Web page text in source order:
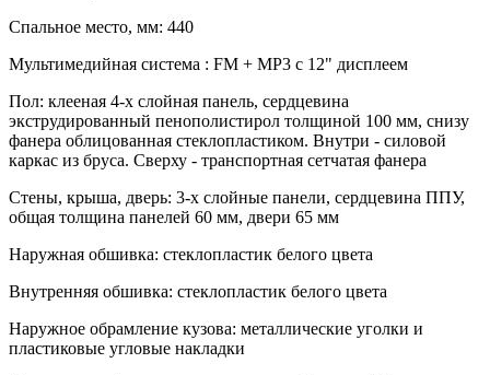
Спальное место, мм: 440
Мультимедийная система : FM + MP3 с 12" дисплеем
Пол: клееная 4-х слойная панель, сердцевина
экструдированный пенополистирол толщиной 100 мм, снизу
фанера облицованная стеклопластиком. Внутри - силовой
каркас из бруса. Сверху - транспортная сетчатая фанера
Стены, крыша, дверь: 3-х слойные панели, сердцевина ППУ,
общая толщина панелей 60 мм, двери 65 мм
Наружная обшивка: стеклопластик белого цвета
Внутренняя обшивка: стеклопластик белого цвета
Наружное обрамление кузова: металлические уголки и
пластиковые угловые накладки